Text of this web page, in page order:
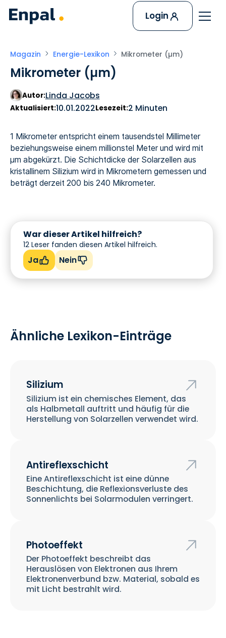
Login
Magazin Energie-Lexikon Mikrometer (µm)
Mikrometer (µm)
Autor:Linda Jacobs
Aktualisiert:10.01.2022Lesezeit:2 Minuten
1 Mikrometer entspricht einem tausendstel Millimeter
beziehungsweise einem millionstel Meter und wird mit
µm abgekürzt. Die Schichtdicke der Solarzellen aus
kristallinem Silizium wird in Mikrometern gemessen und
beträgt derzeit 200 bis 240 Mikrometer.
War dieser Artikel hilfreich?
12 Leser fanden diesen Artikel hilfreich.
Ja Nein
Ähnliche Lexikon-Einträge
Silizium
Silizium ist ein chemisches Element, das
als Halbmetall auftritt und häufig für die
Herstellung von Solarzellen verwendet wird.
Antireflexschicht
Eine Antireflexschicht ist eine dünne
Beschichtung, die Reflexionsverluste des
Sonnenlichts bei Solarmodulen verringert.
Photoeffekt
Der Photoeffekt beschreibt das
Herauslösen von Elektronen aus Ihrem
Elektronenverbund bzw. Material, sobald es
mit Licht bestrahlt wird.